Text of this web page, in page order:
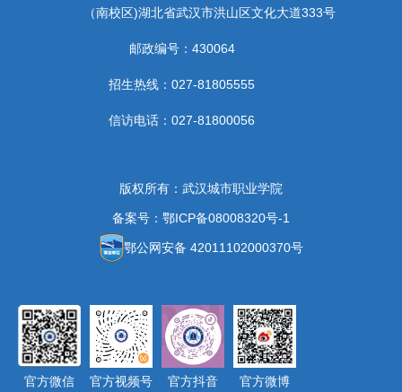
（南校区)湖北省武汉市洪山区文化大道333号
邮政编号：430064
招生热线：027-81805555
信访电话：027-81800056
版权所有：武汉城市职业学院
备案号：鄂ICP备08008320号-1
鄂公网安备 42011102000370号
官方微信 官方视频号 官方抖音 官方微博